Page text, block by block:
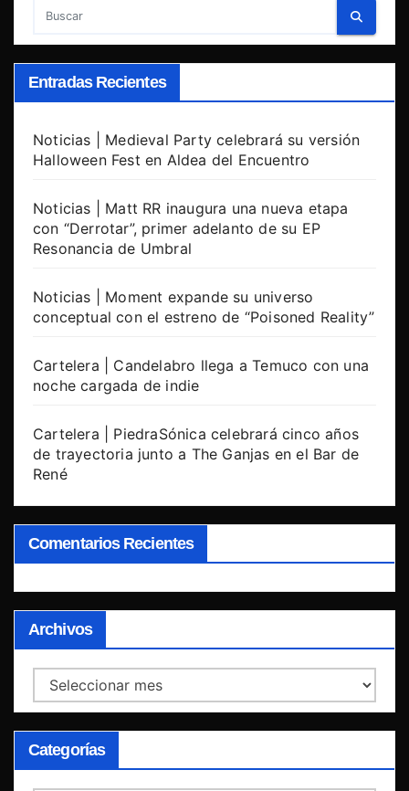
Entradas Recientes
Noticias | Medieval Party celebrará su versión
Halloween Fest en Aldea del Encuentro
Noticias | Matt RR inaugura una nueva etapa
con “Derrotar”, primer adelanto de su EP
Resonancia de Umbral
Noticias | Moment expande su universo
conceptual con el estreno de “Poisoned Reality”
Cartelera | Candelabro llega a Temuco con una
noche cargada de indie
Cartelera | PiedraSónica celebrará cinco años
de trayectoria junto a The Ganjas en el Bar de
René
Comentarios Recientes
Archivos
Archivos
Categorías